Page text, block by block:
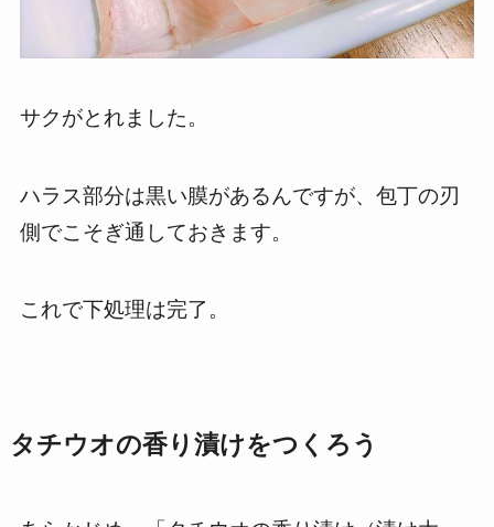
サクがとれました。
ハラス部分は黒い膜があるんですが、包丁の刃
側でこそぎ通しておきます。
これで下処理は完了。
タチウオの香り漬けをつくろう